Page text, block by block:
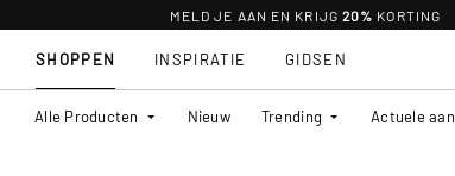
MELD JE AAN EN KRIJG 20% KORTING
SHOPPEN
Alle Producten Nieuw Trending Actuele
INSPIRATIE GIDSEN